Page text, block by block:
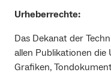
Urheberrechte:
Das Dekanat der
allen Publikationen
Grafiken,